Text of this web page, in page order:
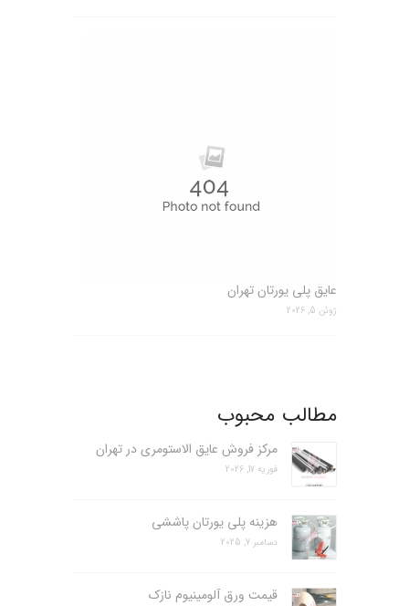
عایق پلی یورتان تهران
ژوئن 5, 2026
مطالب محبوب
مرکز فروش عایق الاستومری در تهران
فوریه 17, 2026
هزینه پلی یورتان پاششی
دسامبر 7, 2025
قیمت ورق آلومینیوم نازک